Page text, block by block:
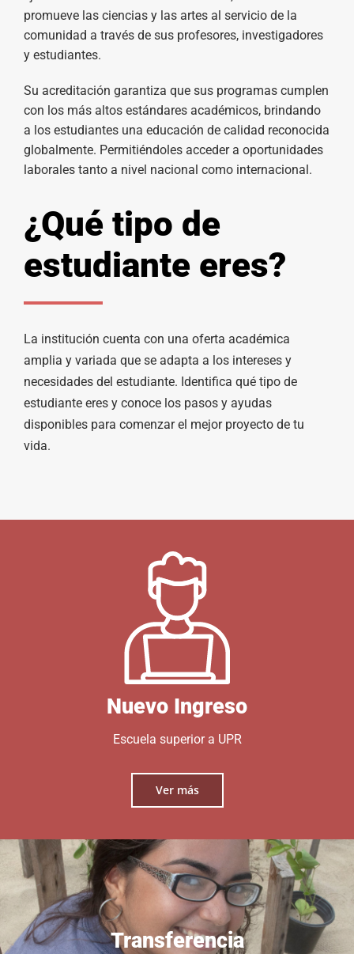
promueve las ciencias y las artes al servicio de la
comunidad a través de sus profesores, investigadores
y estudiantes.
Su acreditación garantiza que sus programas cumplen
con los más altos estándares académicos, brindando
a los estudiantes una educación de calidad reconocida
globalmente. Permitiéndoles acceder a oportunidades
laborales tanto a nivel nacional como internacional.
¿Qué tipo de
estudiante eres?
La institución cuenta con una oferta académica
amplia y variada que se adapta a los intereses y
necesidades del estudiante. Identifica qué tipo de
estudiante eres y conoce los pasos y ayudas
disponibles para comenzar el mejor proyecto de tu
vida.
Nuevo Ingreso
Escuela superior a UPR
Ver más
Transferencia